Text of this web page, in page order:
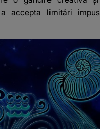
accepta limitări